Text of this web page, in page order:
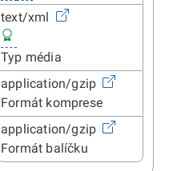
text/xml
Typ média
application/gzip
Formát komprese
application/gzip
Formát balíčku